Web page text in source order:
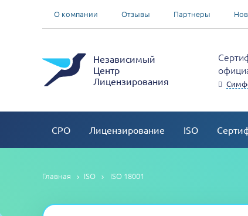
О компании Отзывы Партнеры
Независимый
Центр
Лицензирования
СРО Лицензирование ISO
Главная ISO ISO 18001